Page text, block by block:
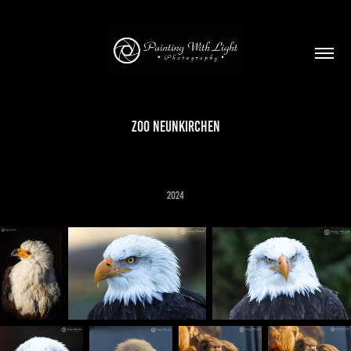
Zoo Neunkirchen
2024